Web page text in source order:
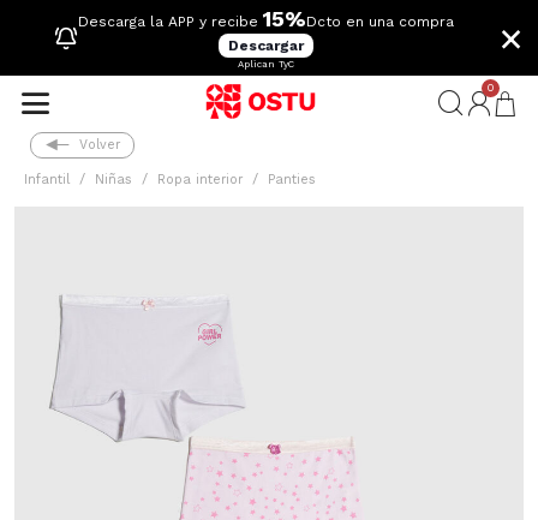
Descarga la APP y recibe 15%Dcto en una compra
Descargar
Aplican TyC
×
0
Volver
Infantil Niñas Ropa interior Panties